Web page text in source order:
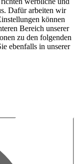
Dafür arbeiten wir
können
Bereich unserer
zu den folgenden
ebenfalls in unserer